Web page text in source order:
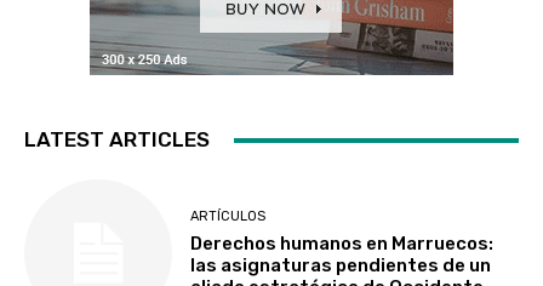
LATEST ARTICLES
ARTÍCULOS
Derechos humanos en Marruecos:
las asignaturas pendientes de un